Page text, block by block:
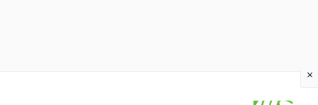
×